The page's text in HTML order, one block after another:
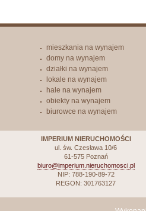
mieszkania na wynajem
domy na wynajem
działki na wynajem
lokale na wynajem
hale na wynajem
obiekty na wynajem
biurowce na wynajem
IMPERIUM NIERUCHOMOŚCI
ul. św. Czesława 10/6
61-575 Poznań
biuro@imperium.nieruchomosci.pl
NIP: 788-190-89-72
REGON: 301763127